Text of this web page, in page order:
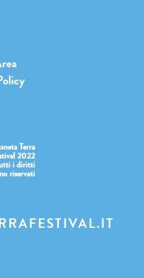
Terra
2022
i diritti
riservati